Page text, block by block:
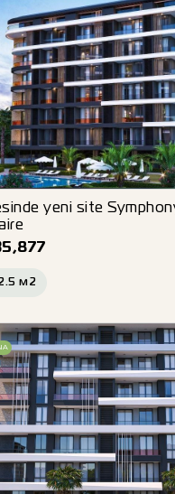
yeni site
м2